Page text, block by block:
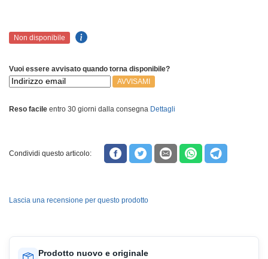
Non disponibile
Vuoi essere avvisato quando torna disponibile?
AVVISAMI
Reso facile entro 30 giorni dalla consegna Dettagli
Condividi questo articolo:
Lascia una recensione per questo prodotto
Prodotto nuovo e originale